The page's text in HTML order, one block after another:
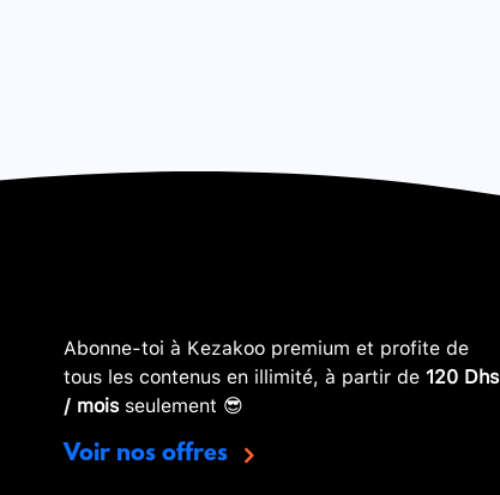
Abonne-toi à Kezakoo premium et profite de
tous les contenus en illimité, à partir de 120 Dhs
/ moisseulement 😎
Voir nos offres